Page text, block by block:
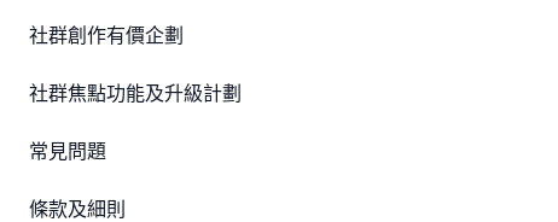
社群創作有價企劃
社群焦點功能及升級計劃
常見問題
條款及細則